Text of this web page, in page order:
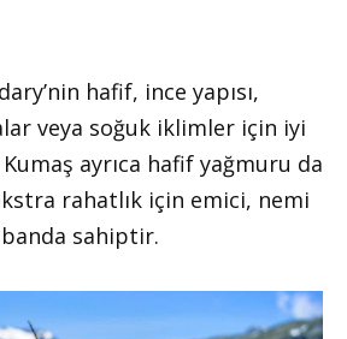
hafif, ince yapısı,
veya soğuk iklimler için iyi
ayrıca hafif yağmuru da
rahatlık için emici, nemi
sahiptir.